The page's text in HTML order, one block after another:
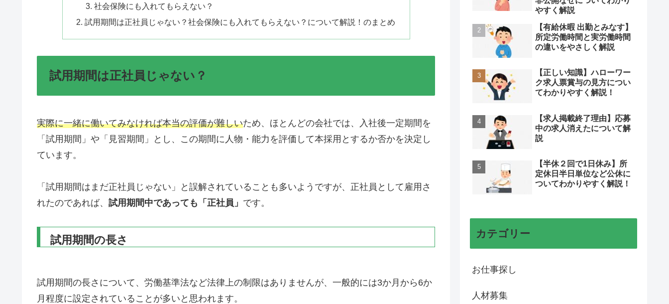
社会保険にも入れてもらえない？
試用期間は正社員じゃない？社会保険にも入れてもらえない？について解説！のまとめ
試用期間は正社員じゃない？
実際に一緒に働いてみなければ本当の評価が難しいため、ほとんどの会社では、入社後一定期間を
「試用期間」や「見習期間」とし、この期間に人物・能力を評価して本採用とするか否かを決定し
ています。
「試用期間はまだ正社員じゃない」と誤解されていることも多いようですが、正社員として雇用さ
れたのであれば、 試用期間中であっても「正社員」 です。
試用期間の長さ
試用期間の長さについて、労働基準法など法律上の制限はありませんが、一般的には3か月から6か
月程度に設定されていることが多いと思われます。
やすく解説
【有給休暇 出勤とみなす】
所定労働時間と実労働時間
の違いをやさしく解説
【正しい知識】ハローワー
ク求人票賞与の見方につい
てわかりやすく解説！
【求人掲載終了理由】応募
中の求人消えたについて解
説
【半休２回で1日休み】所
定休日半日単位など公休に
ついてわかりやすく解説！
カテゴリー
お仕事探し
人材募集